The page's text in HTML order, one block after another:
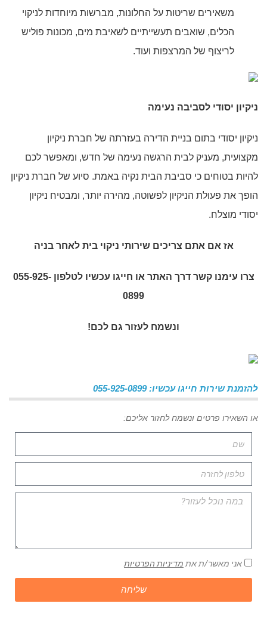
משאירים שריטות על החלונות, מברשות מיוחדות לניקוי
הכלים, שואבים תעשייתיים לשאיבת מים, מכונות פוליש
לריצוף של המרצפות ועוד.
ניקיון יסודי לסביבה נעימה
ניקיון יסודי בתום בניית הדירה בעזרתה של חברת ניקיון
מקצועית, מעניק לבית הרגשה נעימה של חדש, ומאפשר לכם
להיות בטוחים כי סביבת הבית נקיה באמת. סיוע של חברת ניקיון
הופך את פעולת הניקיון לפשוטה, מהירה יותר, ומבטיח ניקיון
יסודי מוצלח.
אז אם אתם צריכים שירותי ניקוי בית לאחר בניה
צרו עימנו קשר דרך האתר או חייגו עכשיו לטלפון 055-925-
0899
ונשמח לעזור גם לכם!
להזמנת שירות חייגו עכשיו: 055-925-0899
או השאירו פרטים ונשמח לחזור אליכם:
אני מאשר/ת את מדיניות הפרטיות
שליחה